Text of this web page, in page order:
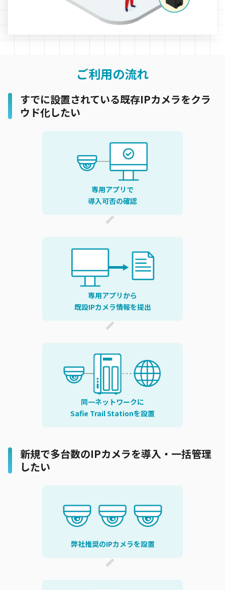
ご利用の流れ
すでに設置されている既存IPカメラをクラ
ウド化したい
専用アプリで
導入可否の確認
専用アプリから
既設IPカメラ情報を提出
同一ネットワークに
Safie Trail Stationを設置
新規で多台数のIPカメラを導入・一括管理
したい
弊社推奨のIPカメラを設置